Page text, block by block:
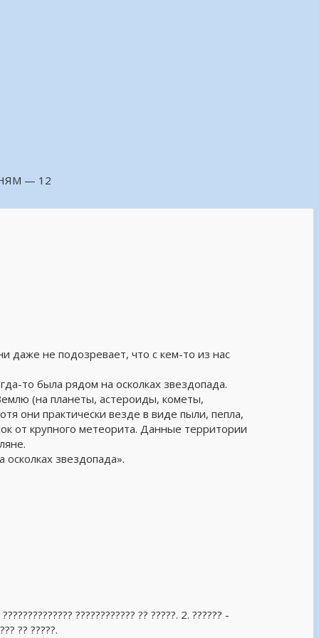
— 12
даже не подозревает, что с кем-то из нас
то была рядом на осколках звездопада.
(на планеты, астероиды, кометы,
они практически везде в виде пыли, пепла,
от крупного метеорита. Данные территории
звездопада».
???????????? ?? ?????. 2. ?????? -
?? ?????.